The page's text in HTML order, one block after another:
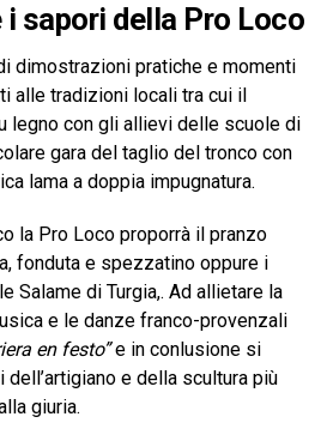
sapori della Pro Loco
dimostrazioni pratiche e momenti
alle tradizioni locali tra cui il
legno con gli allievi delle scuole di
gara del taglio del tronco con
lama a doppia impugnatura.
la Pro Loco proporrà il pranzo
fonduta e spezzatino oppure i
Salame di Turgia,. Ad allietare la
e le danze franco-provenzali
en festo”e in conlusione si
e della scultura più
giuria.